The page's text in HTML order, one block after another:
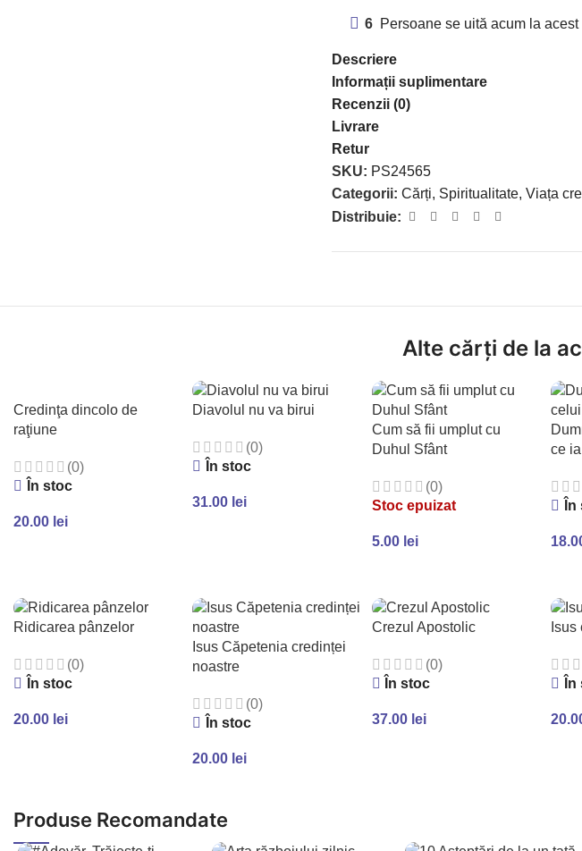
6 Persoane se uită acum la
Descriere
Informații suplimentare
Recenzii (0)
Livrare
Retur
SKU: PS24565
Categorii: Cărți, Spiritualitate, Viața
Distribuie:
Alte cărți de la
Credinţa dincolo de
raţiune
(0)
În stoc
20.00 lei
Diavolul nu va birui
(0)
În stoc
31.00 lei
Cum să fii umplut cu
Duhul Sfânt
(0)
Stoc epuizat
5.00 lei
ce
Ridicarea pânzelor
(0)
În stoc
20.00 lei
Isus Căpetenia credinței
noastre
(0)
În stoc
20.00 lei
Crezul Apostolic
(0)
În stoc
37.00 lei
Produse Recomandate
Instagram